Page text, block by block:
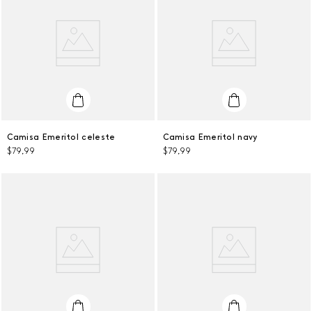
XL
Camisa Emeritol celeste
$79,99
L
Camisa Emeritol navy
$79,99